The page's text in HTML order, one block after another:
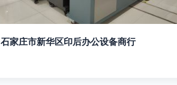
石家庄市新华区印后办公设备商行